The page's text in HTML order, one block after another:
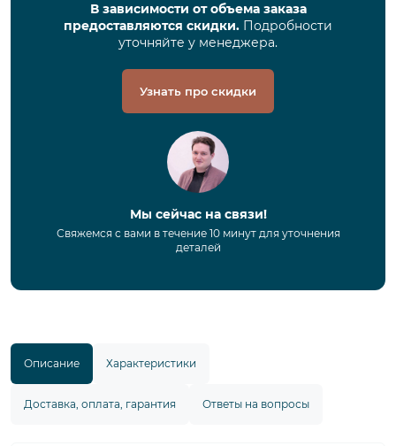
В зависимости от объема заказа
предоставляются скидки. Подробности
уточняйте у менеджера.
Узнать про скидки
Мы сейчас на связи!
Свяжемся с вами в течение 10 минут для уточнения
деталей
Описание Характеристики
Доставка, оплата, гарантия Ответы на вопросы